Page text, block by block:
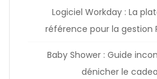
Logiciel Workday : La
référence pour la gestion
Baby Shower : Guide
dénicher le